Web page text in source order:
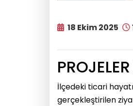
18 Ekim 2025
İlçedeki ticari
gerçekleştirilen